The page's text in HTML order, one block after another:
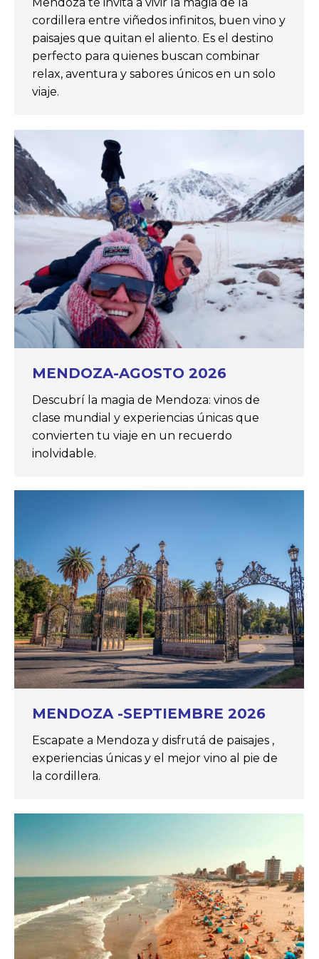
cordillera entre viñedos infinitos, buen vino y
paisajes que quitan el aliento. Es el destino
perfecto para quienes buscan combinar
relax, aventura y sabores únicos en un solo
viaje.
MENDOZA-AGOSTO 2026
Descubrí la magia de Mendoza: vinos de
clase mundial y experiencias únicas que
convierten tu viaje en un recuerdo
inolvidable.
MENDOZA -SEPTIEMBRE 2026
Escapate a Mendoza y disfrutá de paisajes ,
experiencias únicas y el mejor vino al pie de
la cordillera.